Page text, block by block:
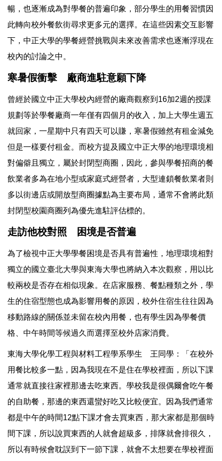
暢，也逐漸成為對學餐的普遍印象，部分學生的用餐習慣因
此轉向校外餐飲街尋求更多元的選擇。在這些因素交互影響
下，中正大學的學餐經營挑戰與未來改善需求也逐漸浮現在
校內的討論之中。
寒暑假衝擊 廠商進駐意願下降
曾經於國立中正大學校內經營的廠商觀察到16加2週的授課
規劃等於學餐廠商一年僅有四個月的收入，加上大學生週五
就回家，一星期中只有四天可以賺，寒暑假雖然有租金減免
但是一樣要付租金。而校方提及國立中正大學的地理環境相
對偏僻且獨立，屬於封閉型商圈，因此，參與學餐招商的餐
飲業者多為在地小型或家庭式經營者，大型連鎖餐飲業者則
多以街邊店或開放型商圈據點為主要布局，通常不會將此類
封閉型校園商圈列為優先進駐評估標的。
走訪他校對照 困境是否普遍
為了檢視中正大學學餐困境是否具有普遍性，地理環境相對
獨立的國立臺北大學與東海大學也將納入本次觀察，用以比
較兩校是否存在相似現象。在店家服務、餐點種類之外，學
生的住宿型態也成為影響用餐的原因，校外住宿生往往因為
移動路線的關係並未留在校內用餐，也有學生因為學餐價
格、中午時間等候過久而選擇至校外店家消費。
東海大學化學工程與材料工程學系學生 王同學：「在校外
用餐比較多一點，因為我現在不是住在學校裡面，所以下課
通常就直接往家裡那邊去吃東西。學校我是很偶爾會吃午餐
的自助餐，那邊的東西還蠻好吃又比較便宜。因為我們通常
都是中午的時間12點下課才會去買東西，那大家都是那個時
間下課，所以說買東西的人就會超級多，排隊就會排很久，
所以有時候會耽誤到下一節下課，就會不太想要在學校裡面